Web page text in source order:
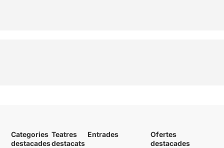
Categories
destacades
Teatres
destacats
Entrades
Ofertes
destacades